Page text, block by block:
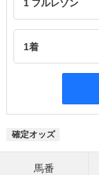
確定オッズ
馬番